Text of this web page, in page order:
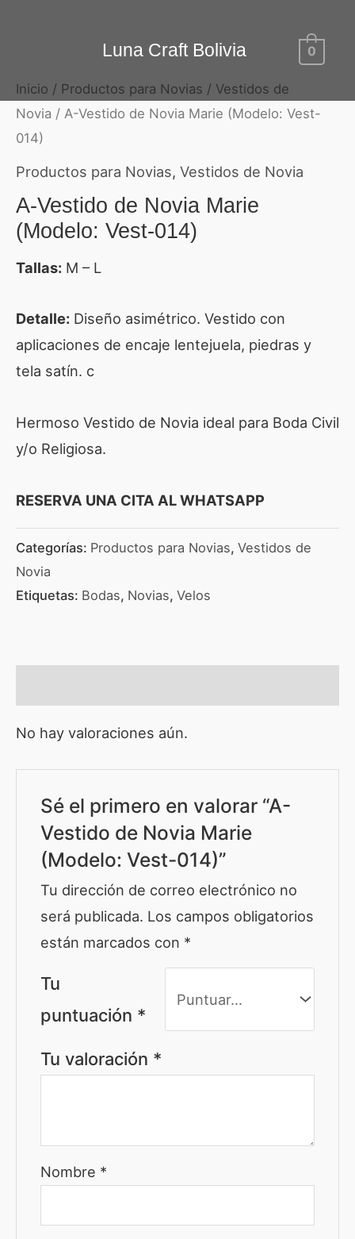
Luna Craft Bolivia 0
Inicio / Productos para Novias / Vestidos de
Novia / A-Vestido de Novia Marie (Modelo: Vest-
014)
Productos para Novias, Vestidos de Novia
A-Vestido de Novia Marie
(Modelo: Vest-014)
Tallas: M – L
Detalle: Diseño asimétrico. Vestido con
aplicaciones de encaje lentejuela, piedras y
tela satín. c
Hermoso Vestido de Novia ideal para Boda Civil
y/o Religiosa.
RESERVA UNA CITA AL WHATSAPP
Categorías: Productos para Novias, Vestidos de
Novia
Etiquetas: Bodas, Novias, Velos
No hay valoraciones aún.
Sé el primero en valorar “A-
Vestido de Novia Marie
(Modelo: Vest-014)”
Tu dirección de correo electrónico no
será publicada. Los campos obligatorios
están marcados con *
Tu
puntuación *
Tu valoración *
Nombre *